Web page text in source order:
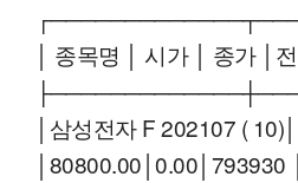
│ 종목명 │ 시가 │ 종가 │
│삼성전자 F 202107 (
│80800.00│0.00│793930 │